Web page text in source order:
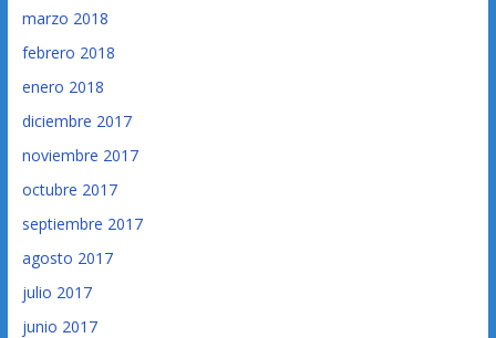
marzo 2018
febrero 2018
enero 2018
diciembre 2017
noviembre 2017
octubre 2017
septiembre 2017
agosto 2017
julio 2017
junio 2017